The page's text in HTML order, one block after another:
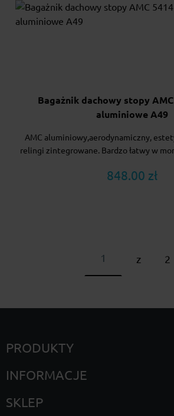
Bagażnik dachowy stopy
aluminiowe A49
AMC aluminiowy,aerodynamiczny,
relingi zintegrowane. Bardzo łatwy w
848.00 zł
z 2
PRODUKTY
INFORMACJE
SKLEP